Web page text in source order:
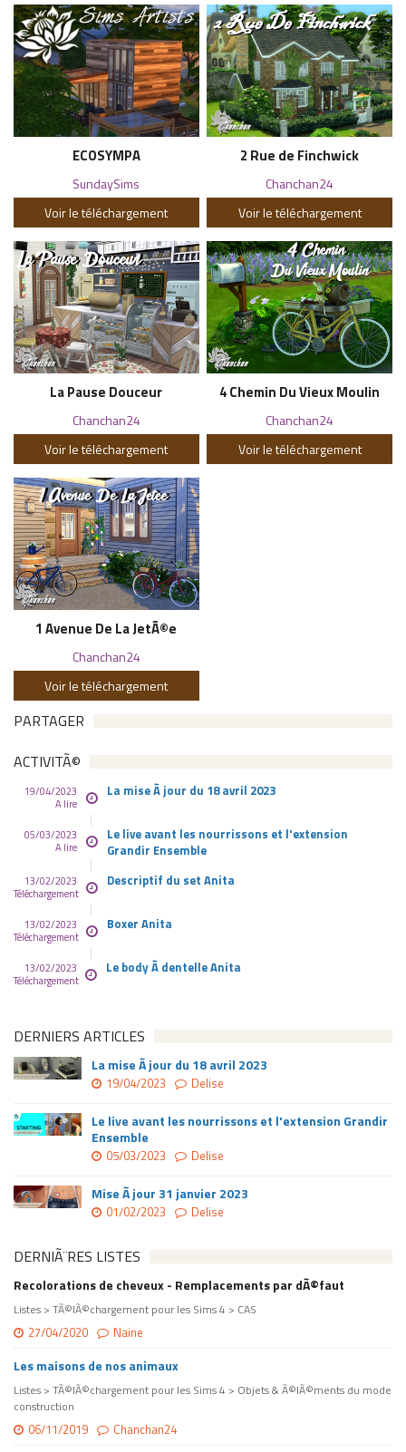
ECOSYMPA
SundaySims
Voir le téléchargement
2 Rue de Finchwick
Chanchan24
Voir le téléchargement
La Pause Douceur
Chanchan24
Voir le téléchargement
4 Chemin Du Vieux Moulin
Chanchan24
Voir le téléchargement
1 Avenue De La JetÃ©e
Chanchan24
Voir le téléchargement
PARTAGER
ACTIVITÃ©
19/04/2023
A lire
La mise Ã jour du 18 avril 2023
05/03/2023
A lire
Le live avant les nourrissons et l'extension
Grandir Ensemble
13/02/2023
Téléchargement
Descriptif du set Anita
13/02/2023
Téléchargement
Boxer Anita
13/02/2023
Téléchargement
Le body Ã dentelle Anita
DERNIERS ARTICLES
La mise Ã jour du 18 avril 2023
19/04/2023 Delise
Le live avant les nourrissons et l'extension Grandir
Ensemble
05/03/2023 Delise
Mise Ã jour 31 janvier 2023
01/02/2023 Delise
DERNIÃ¨RES LISTES
Recolorations de cheveux - Remplacements par dÃ©faut
Listes > TÃ©lÃ©chargement pour les Sims 4 > CAS
27/04/2020 Naine
Les maisons de nos animaux
Listes > TÃ©lÃ©chargement pour les Sims 4 > Objets & Ã©lÃ©ments du mode
construction
06/11/2019 Chanchan24